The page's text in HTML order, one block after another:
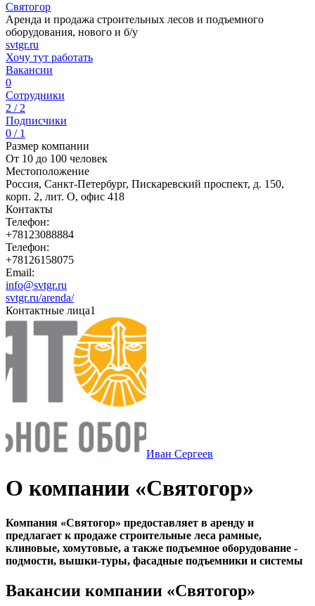
Святогор
Аренда и продажа строительных лесов и подъемного
оборудования, нового и б/у
svtgr.ru
Хочу тут работать
Вакансии
0
Сотрудники
2 / 2
Подписчики
0 / 1
Размер компании
От 10 до 100 человек
Местоположение
Россия, Санкт-Петербург, Пискаревский проспект, д. 150,
корп. 2, лит. О, офис 418
Контакты
Телефон:
+78123088884
Телефон:
+78126158075
Email:
info@svtgr.ru
svtgr.ru/arenda/
Контактные лица1
Иван Сергеев
О компании «Святогор»
Компания «Святогор» предоставляет в аренду и
предлагает к продаже строительные леса рамные,
клиновые, хомутовые, а также подъемное оборудование -
подмости, вышки-туры, фасадные подъемники и системы
Вакансии компании «Святогор»